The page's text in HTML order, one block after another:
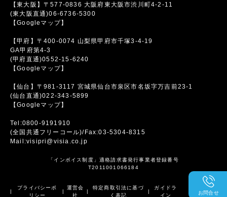
お問合せ
【東大阪】〒577-0836 大阪府東大阪市渋川町4-2-11
(東大阪直通)06-6736-5300
【Googleマップ】
【甲府】〒400-0074 山梨県甲府市千塚3-4-19
GA甲府第4-3
(甲府直通)0552-15-6240
【Googleマップ】
【仙台】〒981-3117 宮城県仙台市泉区市名坂字万吉前23-1
(仙台直通)022-343-5899
【Googleマップ】
Tel:0800-9191910
(全国共通フリーコール)/Fax:03-5304-8315
Mail:visipri@visia.co.jp
「インボイス制度」適格請求書発行事業者登録番号
T2011001066184
|
プライバシーポ
リシー
|
運営会
社
|
特定商取引法に基づ
く表記
|
ガイドラ
イン